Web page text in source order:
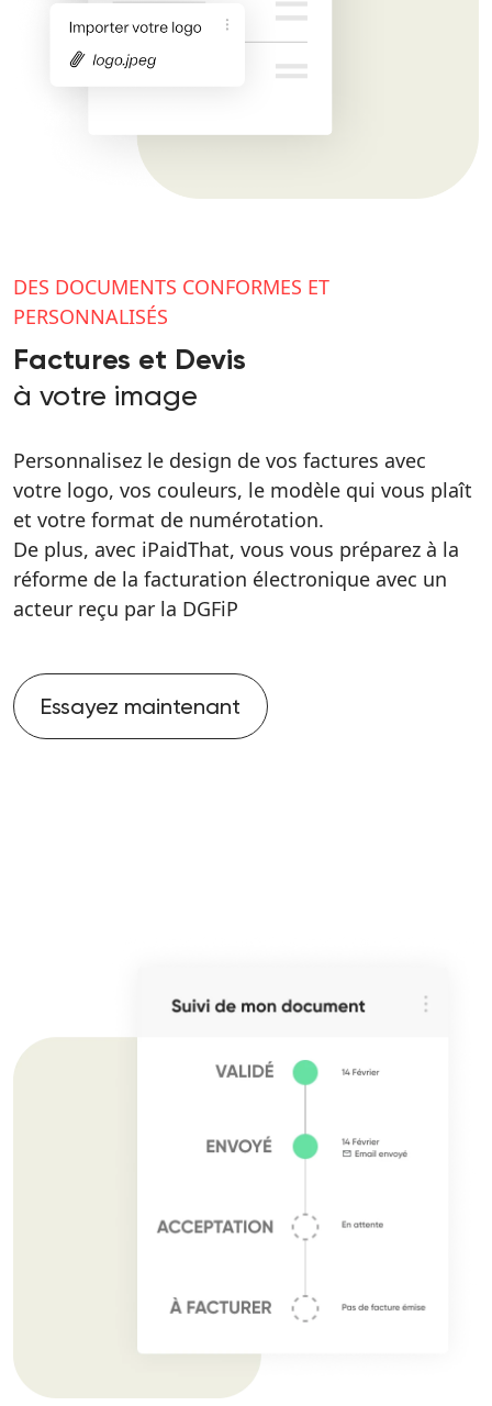
DES DOCUMENTS CONFORMES ET
PERSONNALISÉS
Factures et Devis
à votre image
Personnalisez le design de vos factures avec
votre logo, vos couleurs, le modèle qui vous plaît
et votre format de numérotation.
De plus, avec iPaidThat, vous vous préparez à la
réforme de la facturation électronique avec un
acteur reçu par la DGFiP
Essayez maintenant